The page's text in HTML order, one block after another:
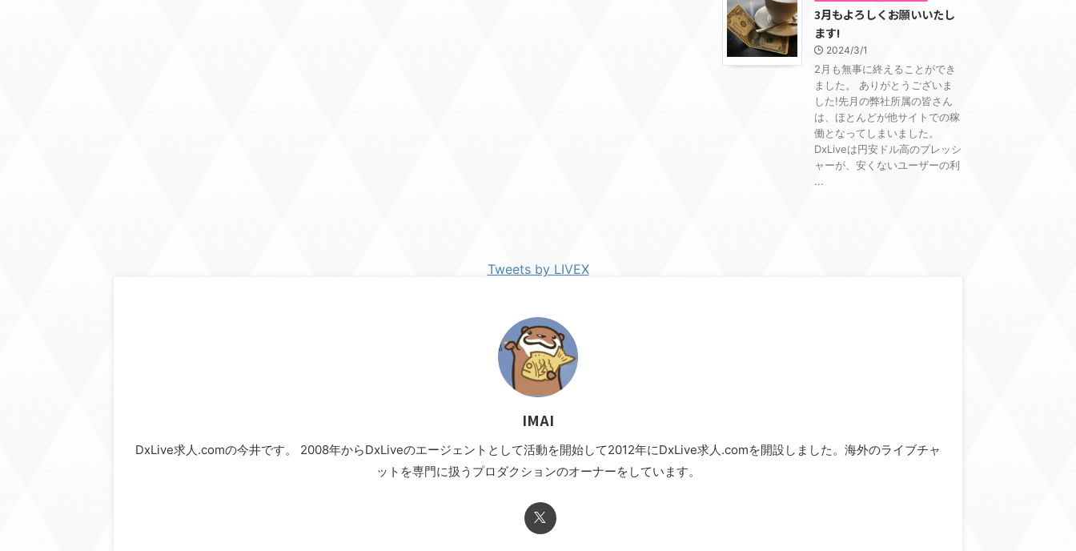
3月もよろしくお願いいたし
ます!
2024/3/1
2月も無事に終えることができ
ました。 ありがとうございま
した!先月の弊社所属の皆さん
は、ほとんどが他サイトでの稼
働となってしまいました。
DxLiveは円安ドル高のプレッシ
ャーが、安くないユーザーの利
...
Tweets by LIVEX
IMAI
DxLive求人.comの今井です。 2008年からDxLiveのエージェントとして活動を開始して2012年にDxLive求人.comを開設しました。海外のライブチャ
ットを専門に扱うプロダクションのオーナーをしています。